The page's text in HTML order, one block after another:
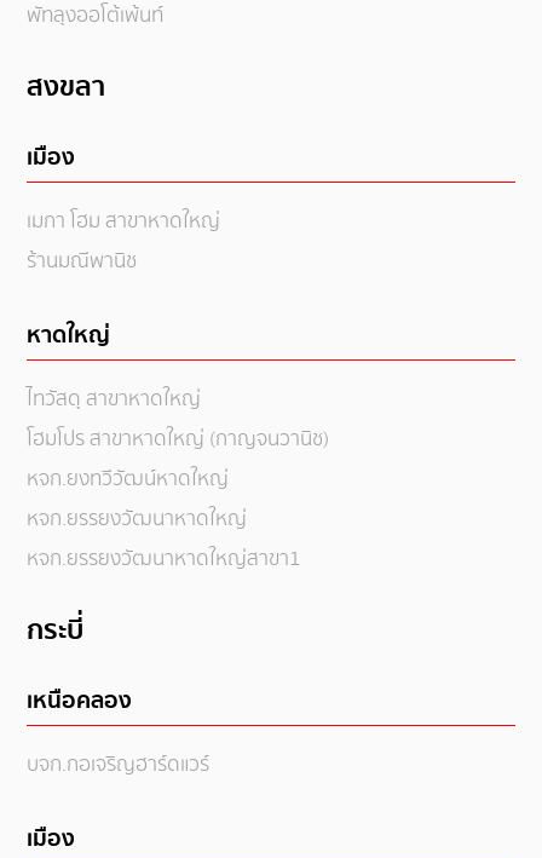
พัทลุงออโต้เพ้นท์
สงขลา
เมือง
เมกา โฮม สาขาหาดใหญ่
ร้านมณีพานิช
หาดใหญ่
ไทวัสดุ สาขาหาดใหญ่
โฮมโปร สาขาหาดใหญ่ (กาญจนวานิช)
หจก.ยงทวีวัฒน์หาดใหญ่
หจก.ยรรยงวัฒนาหาดใหญ่
หจก.ยรรยงวัฒนาหาดใหญ่สาขา1
กระบี่
เหนือคลอง
บจก.กอเจริญฮาร์ดแวร์
เมือง